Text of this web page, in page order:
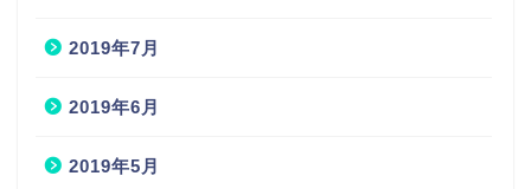
2019年7月
2019年6月
2019年5月